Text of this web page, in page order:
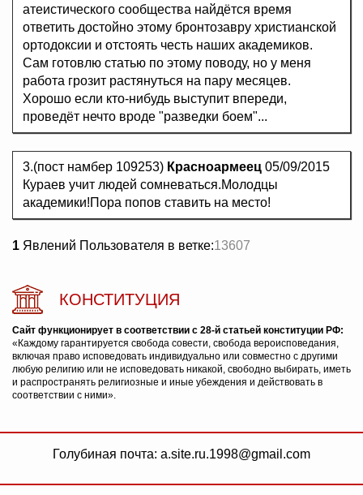
атеистического сообщества найдётся время
ответить достойно этому бронтозавру христианской
ортодоксии и отстоять честь наших академиков.
Сам готовлю статью по этому поводу, но у меня
работа грозит растянуться на пару месяцев.
Хорошо если кто-нибудь выступит впереди,
проведёт нечто вроде "разведки боем"...
3.(пост намбер 109253) Красноармеец 05/09/2015
Кураев учит людей сомневаться.Молодцы
академики!Пора попов ставить на место!
1 Явлений Пользователя в ветке:13607
КОНСТИТУЦИЯ
Сайт функционирует в соответствии с 28-й статьей конституции РФ:
«Каждому гарантируется свобода совести, свобода вероисповедания,
включая право исповедовать индивидуально или совместно с другими
любую религию или не исповедовать никакой, свободно выбирать, иметь
и распространять религиозные и иные убеждения и действовать в
соответствии с ними».
Голубиная почта: a.site.ru.1998@gmail.com